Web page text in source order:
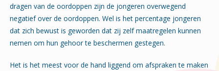
dragen van de oordoppen zijn de jongeren overwegend
negatief over de oordoppen. Wel is het percentage jongeren
dat zich bewust is geworden dat zij zelf maatregelen kunnen
nemen om hun gehoor te beschermen gestegen.
Het is het meest voor de hand liggend om afspraken te maken